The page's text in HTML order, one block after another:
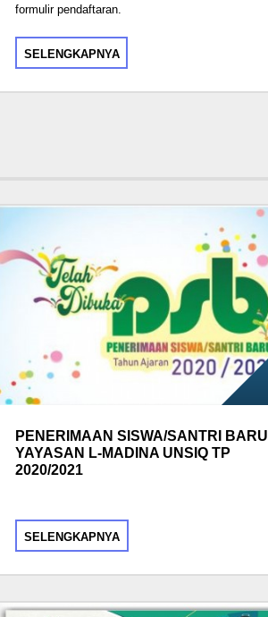
formulir pendaftaran.
SELENGKAPNYA
PENERIMAAN SISWA/SANTRI BARU
YAYASAN L-MADINA UNSIQ TP
2020/2021
SELENGKAPNYA